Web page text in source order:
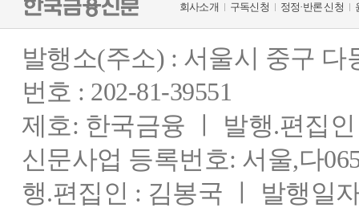
회사소개 구독신청 정정·반론 신청
발행소(주소) : 서울시 중구
번호 : 202-81-39551
제호: 한국금융 ㅣ 발행.편집
신문사업 등록번호: 서울,다
행.편집인 : 김봉국 ㅣ 발행일